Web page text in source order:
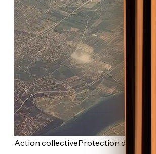
Action collectiveProtection des